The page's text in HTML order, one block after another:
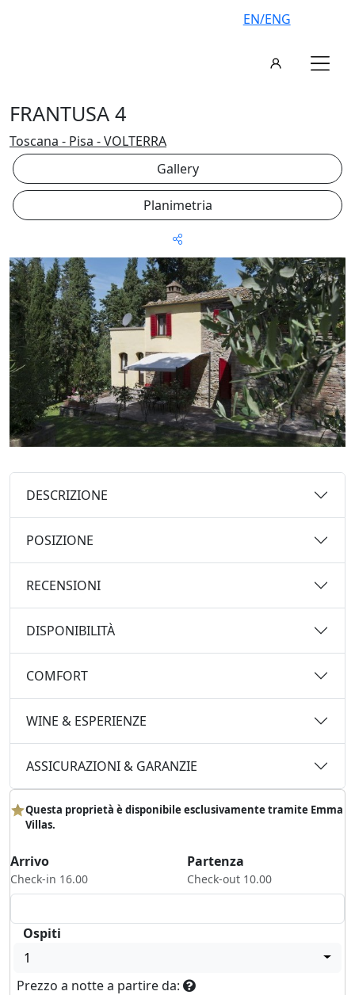
EN/ENG
FRANTUSA 4
Toscana - Pisa - VOLTERRA
Gallery
Planimetria
DESCRIZIONE
POSIZIONE
RECENSIONI
DISPONIBILITÀ
COMFORT
WINE & ESPERIENZE
ASSICURAZIONI & GARANZIE
Questa proprietà è disponibile esclusivamente tramite Emma
Villas.
Arrivo
Check-in 16.00
Partenza
Check-out 10.00
Ospiti
1
Prezzo a notte a partire da: